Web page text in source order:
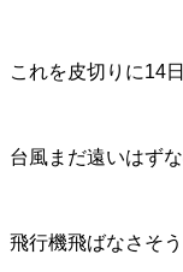
これを皮切りに14
台風まだ遠いはず
飛行機飛ばなさそ